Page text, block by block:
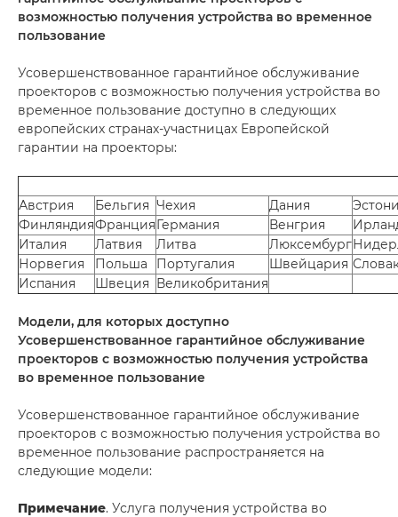
возможностью получения устройства во временное
пользование
Усовершенствованное гарантийное обслуживание
проекторов с возможностью получения устройства во
временное пользование доступно в следующих
европейских странах-участницах Европейской
гарантии на проекторы:
Австрия Бельгия Чехия Дания
ФинляндияФранцияГермания Венгрия
Италия
Латвия Литва Люксембург
Норвегия
Польша Португалия Швейцария
Испания
Швеция Великобритания
Модели, для которых доступно
Усовершенствованное гарантийное обслуживание
проекторов с возможностью получения устройства
во временное пользование
Усовершенствованное гарантийное обслуживание
проекторов с возможностью получения устройства во
временное пользование распространяется на
следующие модели:
Примечание. Услуга получения устройства во